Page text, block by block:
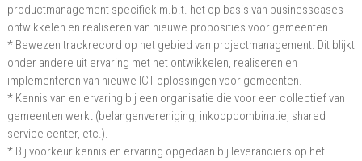
productmanagement specifiek m.b.t. het op basis van businesscases
ontwikkelen en realiseren van nieuwe proposities voor gemeenten.
* Bewezen trackrecord op het gebied van projectmanagement. Dit blijkt
onder andere uit ervaring met het ontwikkelen, realiseren en
implementeren van nieuwe ICT oplossingen voor gemeenten.
* Kennis van en ervaring bij een organisatie die voor een collectief van
gemeenten werkt (belangenvereniging, inkoopcombinatie, shared
service center, etc.).
* Bij voorkeur kennis en ervaring opgedaan bij leveranciers op het